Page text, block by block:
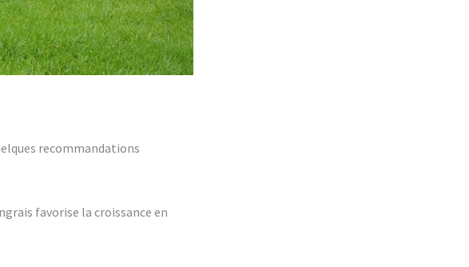
recommandations
favorise la croissance en